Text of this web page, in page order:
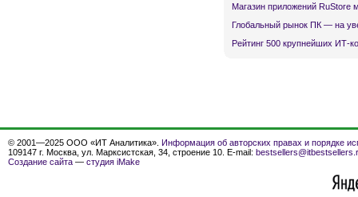
Магазин приложений RuStore
Глобальный рынок ПК — на
Рейтинг 500 крупнейших ИТ-
© 2001—2025 ООО «ИТ Аналитика». Информация об авторских правах и порядке
109147 г. Москва, ул. Марксистская, 34, строение 10. E-mail:
Создание сайта — студия iMake